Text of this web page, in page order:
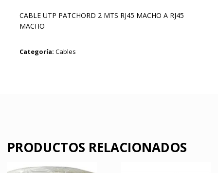
CABLE UTP PATCHORD 2 MTS RJ45 MACHO A RJ45
MACHO
Categoría: Cables
PRODUCTOS RELACIONADOS